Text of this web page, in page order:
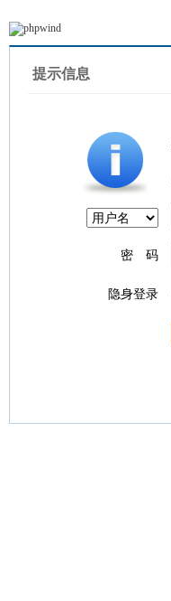
提示信息
密 码
隐身登录